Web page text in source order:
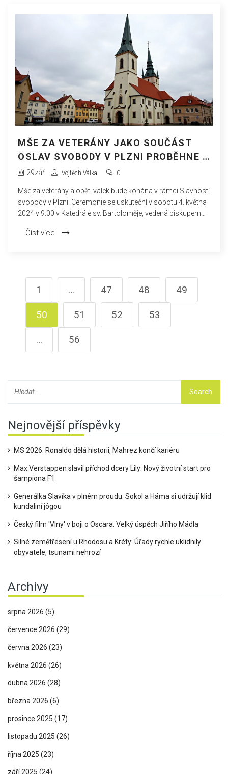
MŠE ZA VETERÁNY JAKO SOUČÁST
OSLAV SVOBODY V PLZNI PROBĚHNE V
SOBOTU
29zář Vojtěch Válka 0
Mše za veterány a oběti válek bude konána v rámci Slavností
svobody v Plzni. Ceremonie se uskuteční v sobotu 4. května
2024 v 9:00 v Katedrále sv. Bartoloměje, vedená biskupem
oslav svobody, které připomínají osvobození Plzně
Číst více
1 … 47 48 49
50 51 52 53
… 56
Nejnovější příspěvky
MS 2026: Ronaldo dělá historii, Mahrez končí kariéru
Max Verstappen slavil příchod dcery Lily: Nový životní start pro
šampiona F1
Generálka Slavíka v plném proudu: Sokol a Háma si udržují klid
kundaliní jógou
Český film 'Vlny' v boji o Oscara: Velký úspěch Jiřího Mádla
Silné zemětřesení u Rhodosu a Kréty: Úřady rychle uklidnily
obyvatele, tsunami nehrozí
Archivy
srpna 2026 (5)
července 2026 (29)
června 2026 (23)
května 2026 (26)
dubna 2026 (28)
března 2026 (6)
prosince 2025 (17)
listopadu 2025 (26)
října 2025 (23)
září 2025 (24)